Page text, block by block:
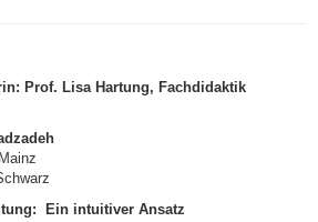
Prof. Lisa Hartung, Fachdidaktik
Ein intuitiver Ansatz